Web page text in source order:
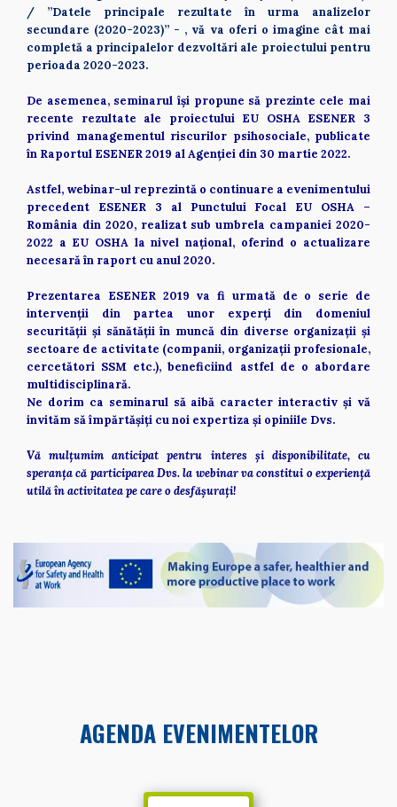
/ ”Datele principale rezultate în urma analizelor
secundare (2020-2023)” - , vă va oferi o imagine cât mai
completă a principalelor dezvoltări ale proiectului pentru
perioada 2020-2023.
De asemenea, seminarul își propune să prezinte cele mai
recente rezultate ale proiectului EU OSHA ESENER 3
privind managementul riscurilor psihosociale, publicate
în Raportul ESENER 2019 al Agenției din 30 martie 2022.
Astfel, webinar-ul reprezintă o continuare a evenimentului
precedent ESENER 3 al Punctului Focal EU OSHA –
România din 2020, realizat sub umbrela campaniei 2020-
2022 a EU OSHA la nivel național, oferind o actualizare
necesară în raport cu anul 2020.
Prezentarea ESENER 2019 va fi urmată de o serie de
intervenții din partea unor experți din domeniul
securității și sănătății în muncă din diverse organizații și
sectoare de activitate (companii, organizații profesionale,
cercetători SSM etc.), beneficiind astfel de o abordare
multidisciplinară.
Ne dorim ca seminarul să aibă caracter interactiv și vă
invităm să împărtășiți cu noi expertiza și opiniile Dvs.
Vă mulțumim anticipat pentru interes și disponibilitate, cu
speranța că participarea Dvs. la webinar va constitui o experiență
utilă în activitatea pe care o desfășurați!
AGENDA EVENIMENTELOR